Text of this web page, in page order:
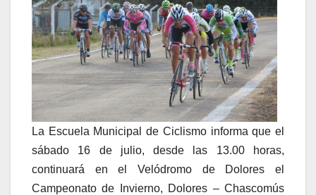
La Escuela Municipal de Ciclismo informa que el
sábado 16 de julio, desde las 13.00 horas,
continuará en el Velódromo de Dolores el
Campeonato de Invierno, Dolores – Chascomús